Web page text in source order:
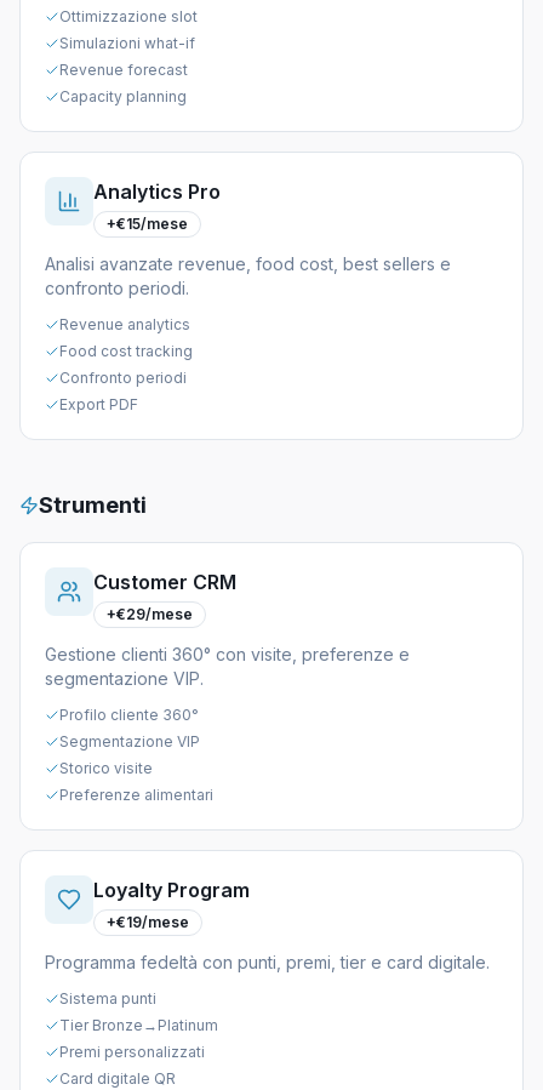
Ottimizzazione slot
Simulazioni what-if
Revenue forecast
Capacity planning
Analytics Pro
+€15/mese
Analisi avanzate revenue, food cost, best sellers e
confronto periodi.
Revenue analytics
Food cost tracking
Confronto periodi
Export PDF
Strumenti
Customer CRM
+€29/mese
Gestione clienti 360° con visite, preferenze e
segmentazione VIP.
Profilo cliente 360°
Segmentazione VIP
Storico visite
Preferenze alimentari
Loyalty Program
+€19/mese
Programma fedeltà con punti, premi, tier e card digitale.
Sistema punti
Tier Bronze→Platinum
Premi personalizzati
Card digitale QR